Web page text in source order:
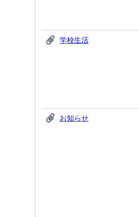
学校生活
お知らせ